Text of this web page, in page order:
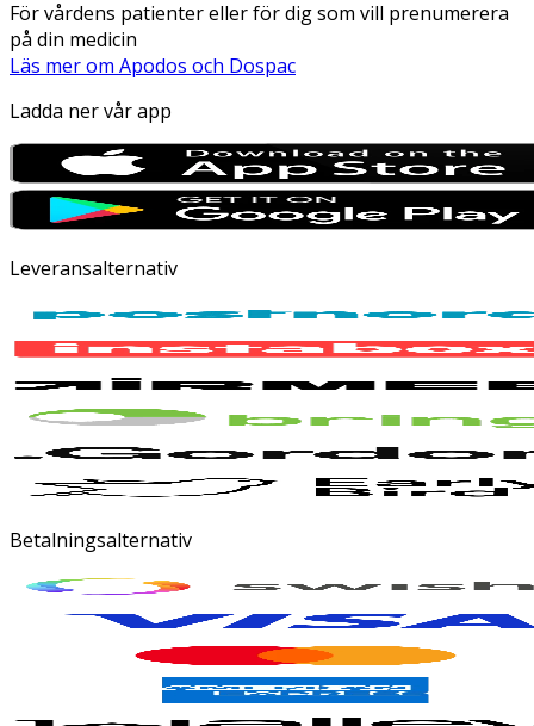
För vårdens patienter eller för dig som vill prenumerera
på din medicin
Läs mer om Apodos och Dospac
Ladda ner vår app
Leveransalternativ
Betalningsalternativ